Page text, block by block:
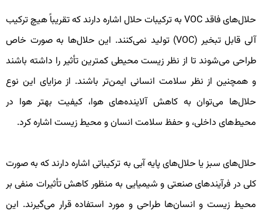
حلال‌های فاقد VOC به ترکیبات حلال اشاره دارند که تقریباً هیچ ترکیب
آلی قابل تبخیر (VOC) تولید نمی‌کنند. این حلال‌ها به صورت خاص
طراحی می‌شوند تا از نظر زیست محیطی کمترین تأثیر را داشته باشند
و همچنین از نظر سلامت انسانی ایمن‌تر باشند. از مزایای این نوع
حلال‌ها می‌توان به کاهش آلاینده‌های هوا، کیفیت بهتر هوا در
محیط‌های داخلی، و حفظ سلامت انسان و محیط زیست اشاره کرد.
حلال‌های سبز یا حلال‌های پایه آبی به ترکیباتی اشاره دارند که به صورت
کلی در فرآیندهای صنعتی و شیمیایی به منظور کاهش تأثیرات منفی بر
محیط زیست و انسان‌ها طراحی و مورد استفاده قرار می‌گیرند. این